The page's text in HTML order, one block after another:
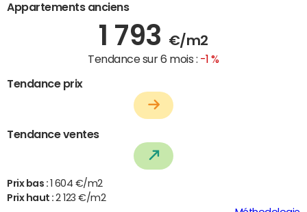
Appartements anciens
1 793 €/m2
Tendance sur 6 mois : -1 %
Tendance prix
Tendance ventes
Prix bas : 1 604 €/m2
Prix haut :2 123 €/m2